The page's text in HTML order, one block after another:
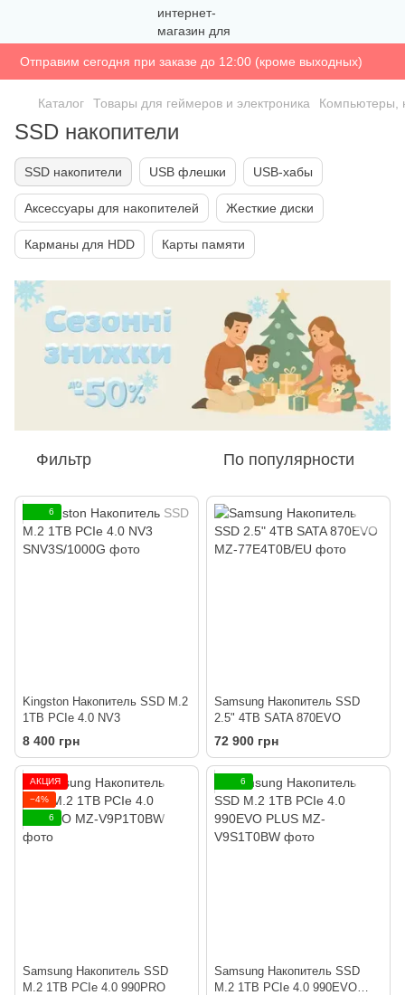
Отправим сегодня при заказе до 12:00 (кроме выходных)
Каталог Товары для геймеров и электроника Компьютеры,
SSD накопители
SSD накопители USB флешки USB-хабы
Аксессуары для накопителей Жесткие диски
Карманы для HDD Карты памяти
Фильтр По популярности
6
Kingston Накопитель SSD M.2
1TB PCIe 4.0 NV3
8 400 грн
Samsung Накопитель SSD
2.5" 4TB SATA 870EVO
72 900 грн
АКЦИЯ
−4%
6
Samsung Накопитель SSD
M.2 1TB PCIe 4.0 990PRO
6
Samsung Накопитель SSD
M.2 1TB PCIe 4.0 990EVO